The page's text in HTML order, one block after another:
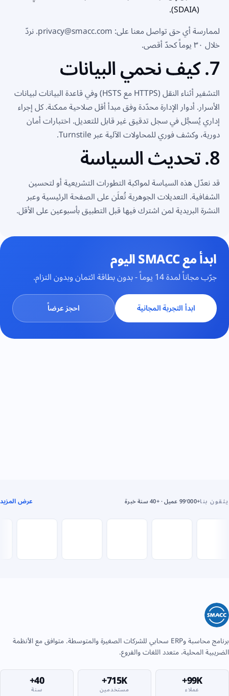
(SDAIA).
لممارسة أي حق تواصل معنا على:privacy@smacc.com. نردّ
خلال ٣٠ يوماً كحدّ أقصى.
7. كيف نحمي البيانات
التشفير أثناء النقل (HTTPS مع HSTS) وفي قاعدة البيانات لبيانات
الأسرار. أدوار الإدارة محدّدة وفق مبدأ أقل صلاحية ممكنة. كل إجراء
إداري يُسجَّل في سجل تدقيق غير قابل للتعديل. اختبارات أمان
دورية، وكشف فوري للمحاولات الآلية عبر Turnstile.
8. تحديث السياسة
قد نعدّل هذه السياسة لمواكبة التطورات التشريعية أو لتحسين
الشفافية. التعديلات الجوهرية تُعلَن على الصفحة الرئيسية وعبر
النشرة البريدية لمن اشترك فيها قبل التطبيق بأسبوعين على الأقل.
ابدأ مع SMACC اليوم
جرّب مجاناً لمدة 14 يوماً - بدون بطاقة ائتمان وبدون التزام.
ابدأ التجربة المجانية احجز عرضاً
يثقون بنا+99٬000 عميل · +40 سنة خبرة عرض المزيد
برنامج محاسبة وERP سحابي للشركات الصغيرة والمتوسطة. متوافق مع الأنظمة
الضريبية المحلية، متعدد اللغات والفروع.
99K+
عملاء 715K+
مستخدمين 40+
سنة